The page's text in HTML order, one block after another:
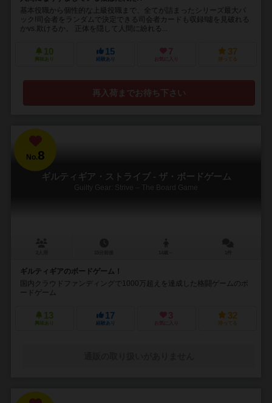
基本役職から個性的な上級役職まで、全てが詰まったシリーズ最大パ
ック!司会者をランダムで決定できる司会者カードも収録!噓を見破れる
かvs.欺けるか。 正体を隠して人間に紛れる...
10
興味あり
15
経験あり
7
お気に入り
37
持ってる
再入荷までお待ち下さい
No.8
ギルティギア・ストライブ - ザ・ボードゲーム
Guilty Gear: Strive – The Board Game
ギルティギアのボードゲーム！
国内クラウドファンディングで1000万超えを達成した格闘ゲームのボ
ードゲーム
13
興味あり
17
経験あり
3
お気に入り
32
持ってる